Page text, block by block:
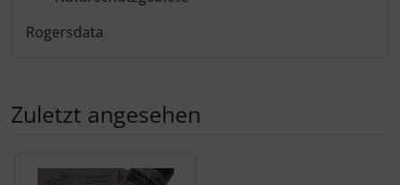
Rogersdata
Zuletzt angesehen